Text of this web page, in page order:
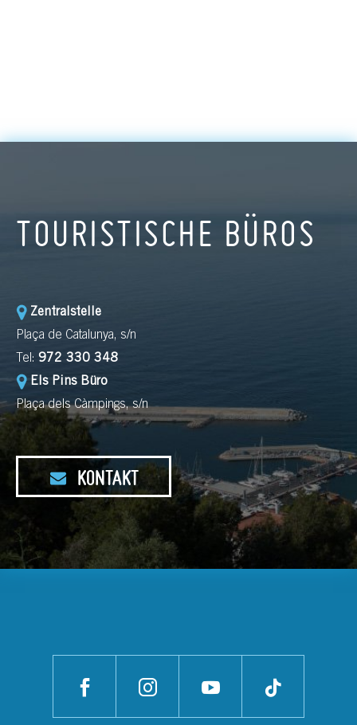
TOURISTISCHE BÜROS
Zentralstelle
Plaça de Catalunya, s/n
Tel: 972 330 348
Els Pins Büro
Plaça dels Càmpings, s/n
KONTAKT